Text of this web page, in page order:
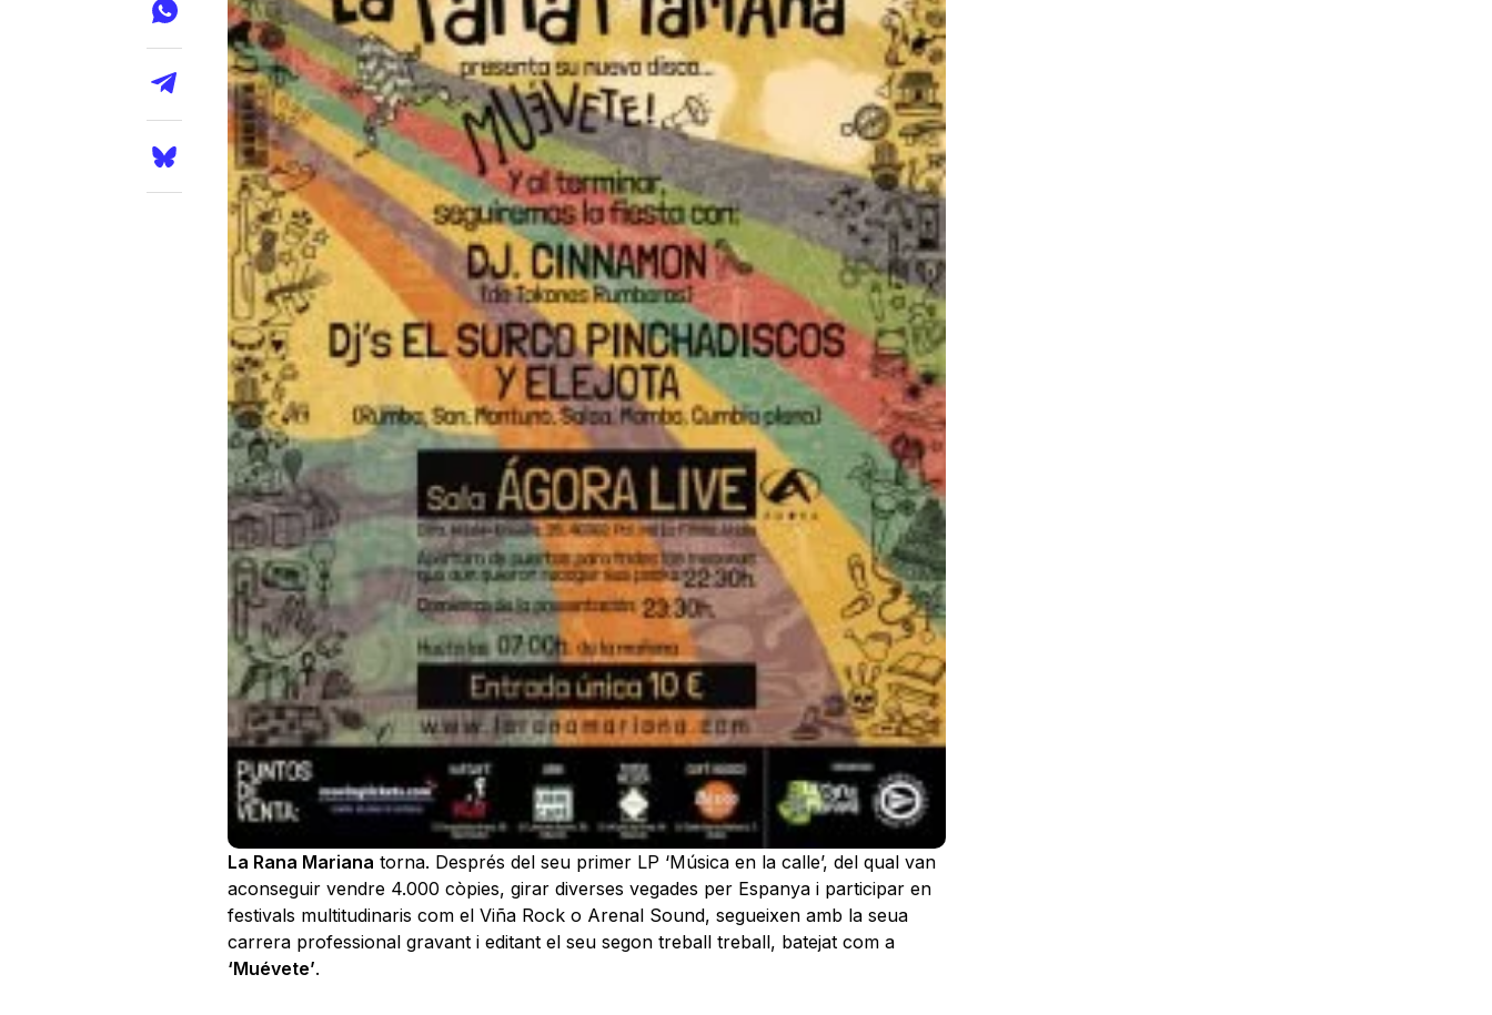
La Rana Mariana torna. Després del seu primer LP ‘Música en la calle’, del qual van
aconseguir vendre 4.000 còpies, girar diverses vegades per Espanya i participar en
festivals multitudinaris com el Viña Rock o Arenal Sound, segueixen amb la seua
carrera professional gravant i editant el seu segon treball treball, batejat com a
‘Muévete’.